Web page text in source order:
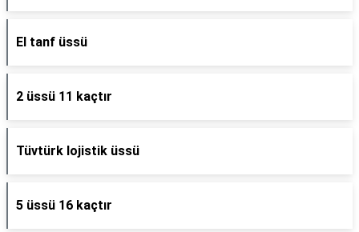
El tanf üssü
2 üssü 11 kaçtır
Tüvtürk lojistik üssü
5 üssü 16 kaçtır